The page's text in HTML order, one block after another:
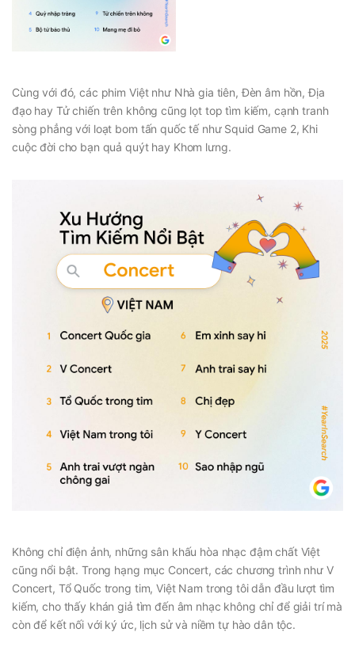
Cùng với đó, các phim Việt như Nhà gia tiên, Đèn âm hồn, Địa
đạo hay Tử chiến trên không cũng lọt top tìm kiếm, cạnh tranh
sòng phẳng với loạt bom tấn quốc tế như Squid Game 2, Khi
cuộc đời cho bạn quả quýt hay Khom lưng.
Không chỉ điện ảnh, những sân khấu hòa nhạc đậm chất Việt
cũng nổi bật. Trong hạng mục Concert, các chương trình như V
Concert, Tổ Quốc trong tim, Việt Nam trong tôi dẫn đầu lượt tìm
kiếm, cho thấy khán giả tìm đến âm nhạc không chỉ để giải trí mà
còn để kết nối với ký ức, lịch sử và niềm tự hào dân tộc.